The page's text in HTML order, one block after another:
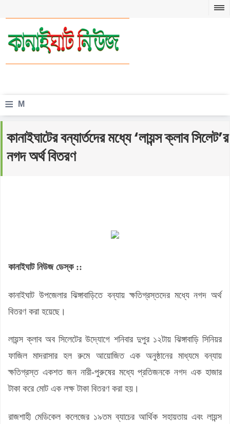
≡ M
n
u
কানাইঘাটের বন্যার্তদের মধ্যে ‘লায়ন্স ক্লাব সিলেট’র
নগদ অর্থ বিতরণ
কানাইঘাট নিউজ ডেস্ক ::
কানাইঘাট উপজেলার ঝিঙ্গাবাড়িতে বন্যায় ক্ষতিগ্রস্তদের মধ্যে নগদ অর্থ
বিতরণ করা হয়েছে।
লায়ন্স ক্লাব অব সিলেটের উদ্যোগে শনিবার দুপুর ১২টায় ঝিঙ্গাবাড়ি সিনিয়র
ফাজিল মাদরাসার হল রুমে আয়োজিত এক অনুষ্ঠানের মাধ্যমে বন্যায়
ক্ষতিগ্রস্ত একশত জন নারী-পুরুষের মধ্যে প্রতিজনকে নগদ এক হাজার
টাকা করে মোট এক লক্ষ টাকা বিতরণ করা হয়।
রাজশাহী মেডিকেল কলেজের ১৯তম ব্যাচের আর্থিক সহায়তায় এবং লায়ন্স